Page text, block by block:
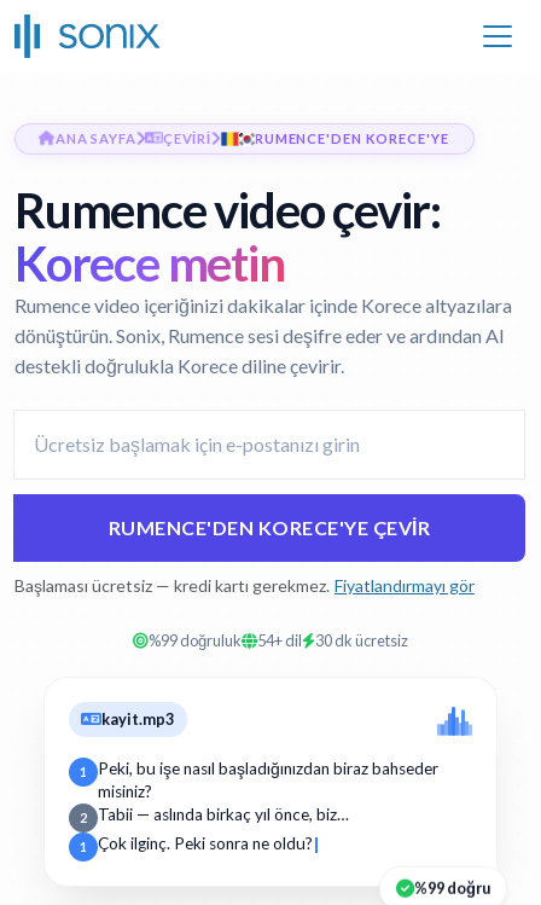
ANA SAYFA ÇEVIRI RUMENCE'DEN KORECE'YE
Rumence video çevir:
Korece metin
Rumence video içeriğinizi dakikalar içinde Korece altyazılara
dönüştürün. Sonix, Rumence sesi deşifre eder ve ardından AI
destekli doğrulukla Korece diline çevirir.
RUMENCE'DEN KORECE'YE ÇEVIR
Başlaması ücretsiz — kredi kartı gerekmez. Fiyatlandırmayı gör
%99 doğruluk 54+ dil 30 dk ücretsiz
kayit.mp3
1
Peki, bu işe nasıl başladığınızdan biraz bahseder
misiniz?
2 Tabii — aslında birkaç yıl önce, biz…
1 Çok ilginç. Peki sonra ne oldu?
%99 doğru